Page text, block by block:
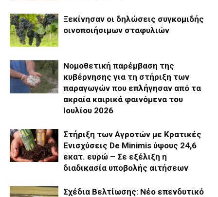
Ξεκίνησαν οι δηλώσεις συγκομιδής
οινοποιήσιμων σταφυλιών
Νομοθετική παρέμβαση της
κυβέρνησης για τη στήριξη των
παραγωγών που επλήγησαν από τα
ακραία καιρικά φαινόμενα του
Ιουλίου 2026
Στήριξη των Αγροτών με Κρατικές
Ενισχύσεις De Minimis ύψους 24,6
εκατ. ευρώ – Σε εξέλιξη η
διαδικασία υποβολής αιτήσεων
Σχέδια Βελτίωσης: Νέο επενδυτικό